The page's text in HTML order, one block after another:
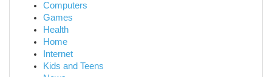
Computers
Games
Health
Home
Internet
Kids and Teens